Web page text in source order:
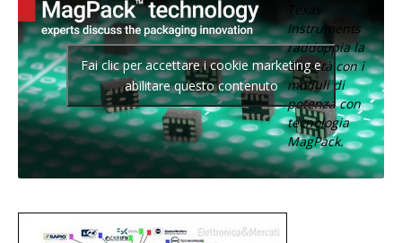
Texas
Instruments
raddoppia la
densità con i
moduli di
potenza con
tecnologia
MagPack.
Fai clic per accettare i cookie marketing e
abilitare questo contenuto